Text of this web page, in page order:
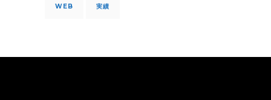
WEB 実績